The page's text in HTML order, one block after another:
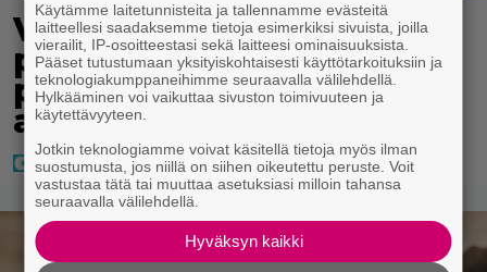
Vappu Pimiä sai huonoa
palvelua ravintolassa –
pettyi siellä kahteen
asiaan
Käytämme laitetunnisteita ja tallennamme evästeitä
laitteellesi saadaksemme tietoja esimerkiksi sivuista, joilla
vierailit, IP-osoitteestasi sekä laitteesi ominaisuuksista.
Pääset tutustumaan yksityiskohtaisesti käyttötarkoituksiin ja
teknologiakumppaneihimme seuraavalla välilehdellä.
Hylkääminen voi vaikuttaa sivuston toimivuuteen ja
käytettävyyteen.
Jotkin teknologiamme voivat käsitellä tietoja myös ilman
suostumusta, jos niillä on siihen oikeutettu peruste. Voit
vastustaa tätä tai muuttaa asetuksiasi milloin tahansa
seuraavalla välilehdellä.
Hyväksyn kaikki